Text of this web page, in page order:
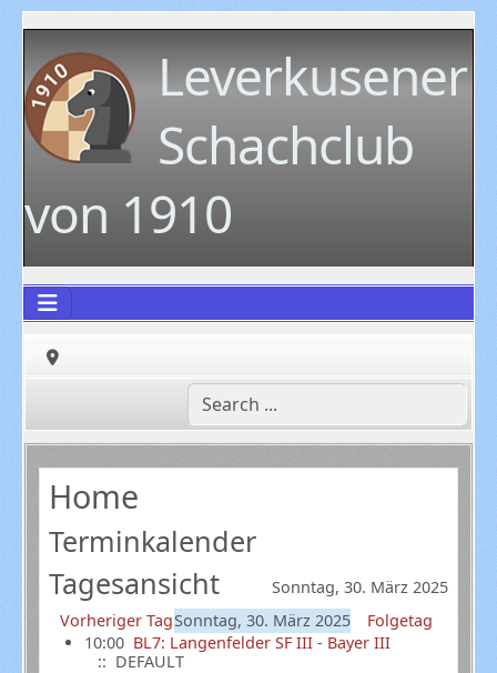
Leverkusener
Schachclub
von 1910
Home
Terminkalender
Tagesansicht
Sonntag, 30. März 2025
Vorheriger TagSonntag, 30. März 2025
Folgetag
10:00 BL7: Langenfelder SF III - Bayer III
:: DEFAULT